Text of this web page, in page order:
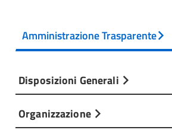
Amministrazione Trasparente
Disposizioni Generali
Organizzazione